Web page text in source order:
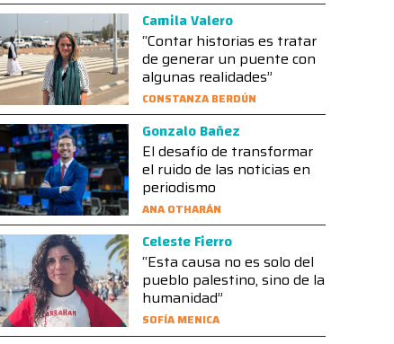
Camila Valero
“Contar historias es tratar
de generar un puente con
algunas realidades”
CONSTANZA BERDÚN
Gonzalo Bañez
El desafío de transformar
el ruido de las noticias en
periodismo
ANA OTHARÁN
Celeste Fierro
“Esta causa no es solo del
pueblo palestino, sino de la
humanidad”
SOFÍA MENICA